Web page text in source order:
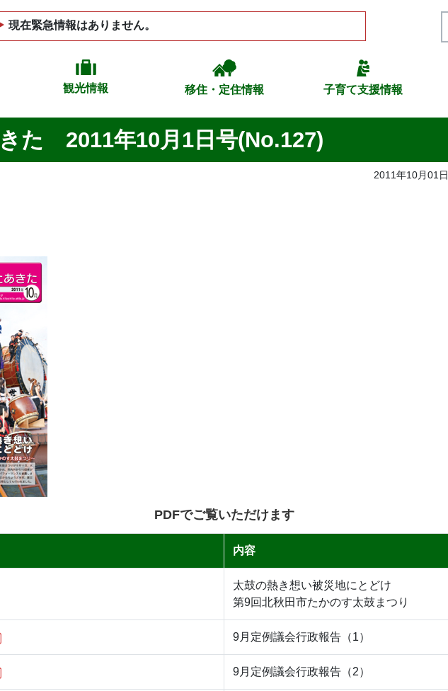
現在緊急情報はありません。
観光情報 移住・定住情報 子育て支援情報
た 2011年10月1日号(No.127)
2011年10月01日
PDFでご覧いただけます
内容
太鼓の熱き想い被災地にとどけ
第9回北秋田市たかのす太鼓まつり
9月定例議会行政報告（1）
9月定例議会行政報告（2）